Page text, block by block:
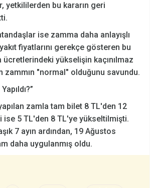
yetkililerden bu kararın geri
ise zamma daha anlayışlı
fiyatlarını gerekçe gösteren bu
ücretlerindeki yükselişin kaçınılmaz
zammın "normal" olduğunu savundu.
zamla tam bilet 8 TL'den 12
ise 5 TL'den 8 TL'ye yükseltilmişti.
7 ayın ardından, 19 Ağustos
daha uygulanmış oldu.